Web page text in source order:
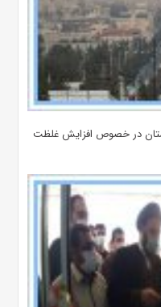
در خصوص افزایش غلظت